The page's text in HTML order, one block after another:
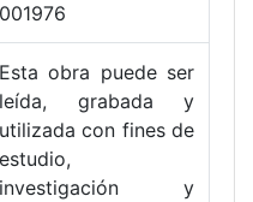
001976
Esta obra puede ser
leída, grabada y
utilizada con fines de
estudio,
investigación y